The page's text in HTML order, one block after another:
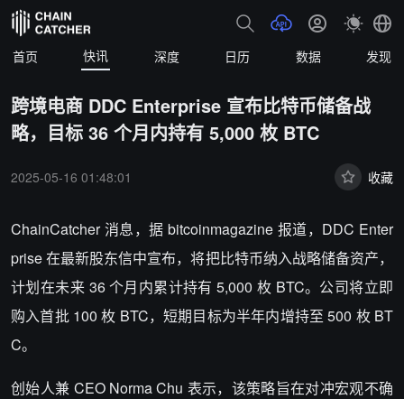
首页 快讯 深度 日历 数据 发现
跨境电商 DDC Enterprise 宣布比特币储备战
略，目标 36 个月内持有 5,000 枚 BTC
2025-05-16 01:48:01 收藏
ChainCatcher 消息，据bitcoinmagazine 报道， DDC Enter
prise 在最新股东信中宣布，将把比特币纳入战略储备资产，
计划在未来 36 个月内累计持有 5,000 枚 BTC。公司将立即
购入首批 100 枚 BTC，短期目标为半年内增持至500 枚 BT
C。
创始人兼 CEO Norma Chu 表示，该策略旨在对冲宏观不确